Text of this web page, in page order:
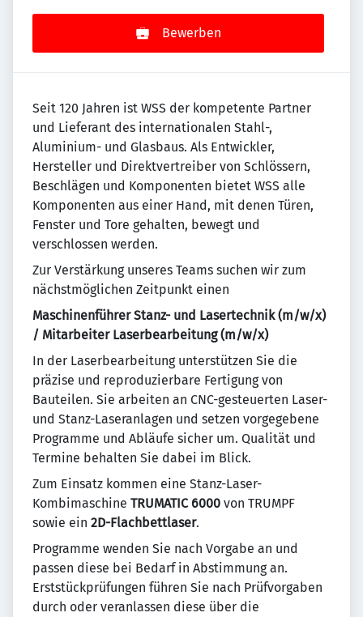
Bewerben
Seit 120 Jahren ist WSS der kompetente Partner
und Lieferant des internationalen Stahl-,
Aluminium- und Glasbaus. Als Entwickler,
Hersteller und Direktvertreiber von Schlössern,
Beschlägen und Komponenten bietet WSS alle
Komponenten aus einer Hand, mit denen Türen,
Fenster und Tore gehalten, bewegt und
verschlossen werden.
Zur Verstärkung unseres Teams suchen wir zum
nächstmöglichen Zeitpunkt einen
Maschinenführer Stanz- und Lasertechnik (m/w/x)
/ Mitarbeiter Laserbearbeitung (m/w/x)
In der Laserbearbeitung unterstützen Sie die
präzise und reproduzierbare Fertigung von
Bauteilen. Sie arbeiten an CNC-gesteuerten Laser-
und Stanz-Laseranlagen und setzen vorgegebene
Programme und Abläufe sicher um. Qualität und
Termine behalten Sie dabei im Blick.
Zum Einsatz kommen eine Stanz-Laser-
Kombimaschine TRUMATIC 6000 von TRUMPF
sowie ein 2D-Flachbettlaser.
Programme wenden Sie nach Vorgabe an und
passen diese bei Bedarf in Abstimmung an.
Erststückprüfungen führen Sie nach Prüfvorgaben
durch oder veranlassen diese über die